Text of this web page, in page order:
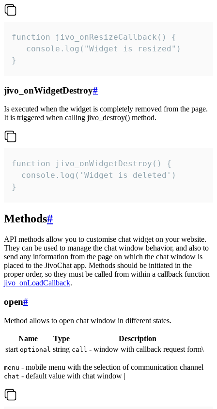
function jivo_onResizeCallback() {
   console.log("Widget is resized")
}
jivo_onWidgetDestroy#
Is executed when the widget is completely removed from the page.
It is triggered when calling jivo_destroy() method.
function jivo_onWidgetDestroy() {
  console.log('Widget is deleted')
}
Methods#
API methods allow you to customise chat widget on your website.
They can be used to manage the chat window behavior, and also to
send any information from the page on which the chat window is
placed to the JivoChat app. Methods should be initiated in the
proper order, so they must be called from within a callback function
jivo_onLoadCallback.
open#
Method allows to open chat window in different states.
Name Type
Description
start optional string call - window with callback request form\
menu - mobile menu with the selection of communication channel
chat - default value with chat window |